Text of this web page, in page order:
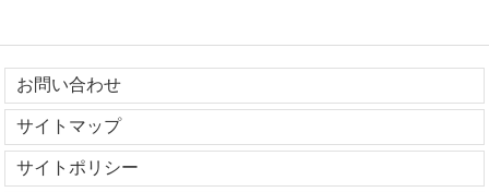
お問い合わせ
サイトマップ
サイトポリシー